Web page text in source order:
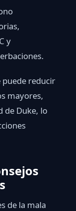
y
puede reducir
mayores,
de Duke, lo
de la mala